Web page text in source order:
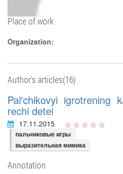
Place of work
Organization:
Author's articles(16)
Pal'chikovyi igrotrening
rechi detei
17.11.2015
пальчиковые игры
выразительная мимика
Annotation